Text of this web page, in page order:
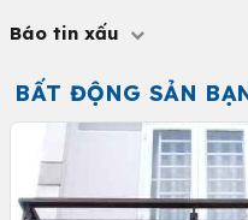
Báo tin xấu
BẤT ĐỘNG SẢN